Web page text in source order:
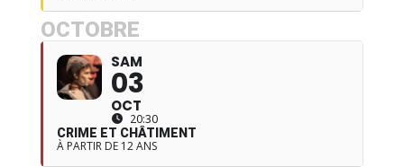
OCTOBRE
SAM
03
OCT
20:30
CRIME ET CHÂTIMENT
À PARTIR DE 12 ANS